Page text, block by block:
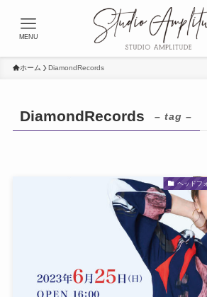
MENU
ホーム DiamondRecords
DiamondRecords – tag –
ヘッドフ